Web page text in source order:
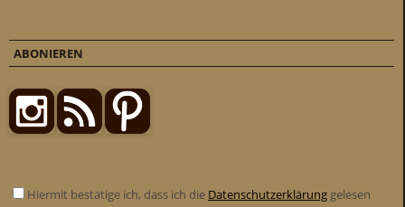
ABONIEREN
Hiermit bestätige ich, dass ich die Datenschutzerklärung gelesen